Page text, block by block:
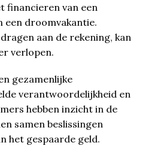
financieren van een
een droomvakantie.
aan de rekening, kan
verlopen.
gezamenlijke
verantwoordelijkheid en
hebben inzicht in de
samen beslissingen
het gespaarde geld.